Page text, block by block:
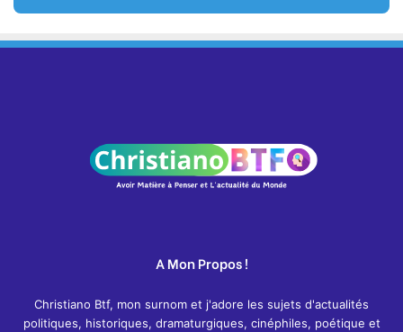
A Mon Propos !
Christiano Btf, mon surnom et j'adore les sujets d'actualités
politiques, historiques, dramaturgiques, cinéphiles, poétique et